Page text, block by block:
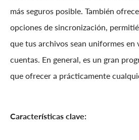
más seguros posible. También
opciones de sincronización,
que tus archivos sean uniformes en
cuentas. En general, es un gran
que ofrecer a prácticamente
Características clave: